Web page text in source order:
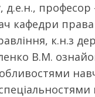
д.е.н., професор
кафедри
к.н.з
В.М.